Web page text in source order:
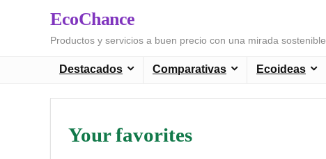
EcoChance
Productos y servicios a buen precio con una mirada sostenible
Destacados Comparativas Ecoideas
Your favorites